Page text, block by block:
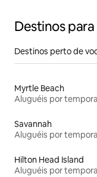
Destinos
Destinos perto de
Myrtle Beach
Aluguéis por
Savannah
Aluguéis por
Hilton Head Island
Aluguéis por